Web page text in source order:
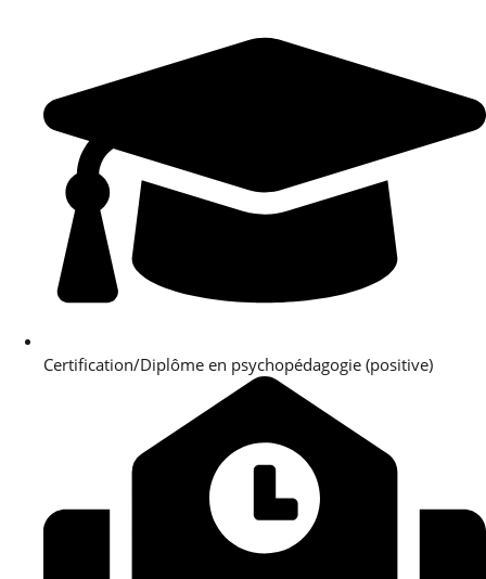
Certification/Diplôme en psychopédagogie (positive)